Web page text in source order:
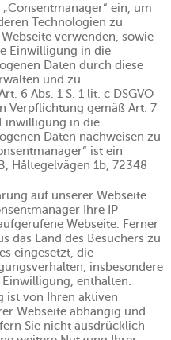
ein, um
Technologien zu
verwenden, sowie
Einwilligung in die
Daten durch diese
und zu
6 Abs. 1 S. 1 lit. c DSGVO
Verpflichtung gemäß Art. 7
in die
Daten nachweisen zu
ist ein
Håltegelvägen 1b, 72348
auf unserer Webseite
Ihre IP
Webseite. Ferner
das Land des Besuchers zu
eingesetzt, die
insbesondere
enthalten.
ist von Ihren aktiven
Webseite abhängig und
Sie nicht ausdrücklich